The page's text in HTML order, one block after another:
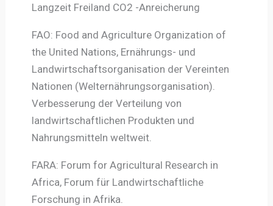
Langzeit Freiland CO2 -Anreicherung
FAO: Food and Agriculture Organization of
the United Nations, Ernährungs- und
Landwirtschaftsorganisation der Vereinten
Nationen (Welternährungsorganisation).
Verbesserung der Verteilung von
landwirtschaftlichen Produkten und
Nahrungsmitteln weltweit.
FARA: Forum for Agricultural Research in
Africa, Forum für Landwirtschaftliche
Forschung in Afrika.